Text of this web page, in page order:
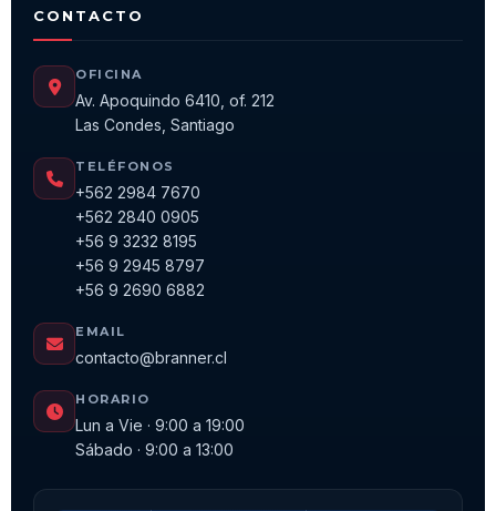
CONTACTO
OFICINA
Av. Apoquindo 6410, of. 212
Las Condes, Santiago
TELÉFONOS
+562 2984 7670
+562 2840 0905
+56 9 3232 8195
+56 9 2945 8797
+56 9 2690 6882
EMAIL
contacto@branner.cl
HORARIO
Lun a Vie · 9:00 a 19:00
Sábado · 9:00 a 13:00